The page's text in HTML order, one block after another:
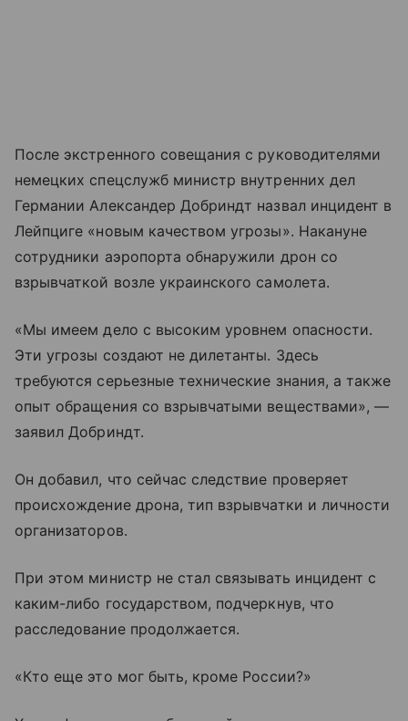
После экстренного совещания с руководителями
немецких спецслужб министр внутренних дел
Германии Александер Добриндт назвал инцидент в
Лейпциге «новым качеством угрозы». Накануне
сотрудники аэропорта обнаружили дрон со
взрывчаткой возле украинского самолета.
«Мы имеем дело с высоким уровнем опасности.
Эти угрозы создают не дилетанты. Здесь
требуются серьезные технические знания, а также
опыт обращения со взрывчатыми веществами», —
заявил Добриндт.
Он добавил, что сейчас следствие проверяет
происхождение дрона, тип взрывчатки и личности
организаторов.
При этом министр не стал связывать инцидент с
каким-либо государством, подчеркнув, что
расследование продолжается.
«Кто еще это мог быть, кроме России?»